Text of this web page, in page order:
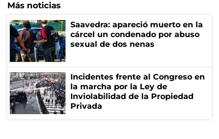
Más noticias
Saavedra: apareció muerto en la
cárcel un condenado por abuso
sexual de dos nenas
Incidentes frente al Congreso en
la marcha por la Ley de
Inviolabilidad de la Propiedad
Privada